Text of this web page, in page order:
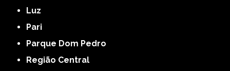
Luz
Pari
Parque Dom Pedro
Região Central